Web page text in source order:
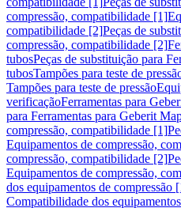
compressão, compatibilidade [1]
compatibilidade [2]Peças de
compressão, compatibilidade [2]
tubosPeças de substituição para
tubosTampões para teste de
Tampões para teste de pressão
verificaçãoFerramentas para
para Ferramentas para Geberit
compressão, compatibilidade [1]
Equipamentos de compressão,
compressão, compatibilidade [2]
Equipamentos de compressão,
dos equipamentos de compressão
Compatibilidade dos